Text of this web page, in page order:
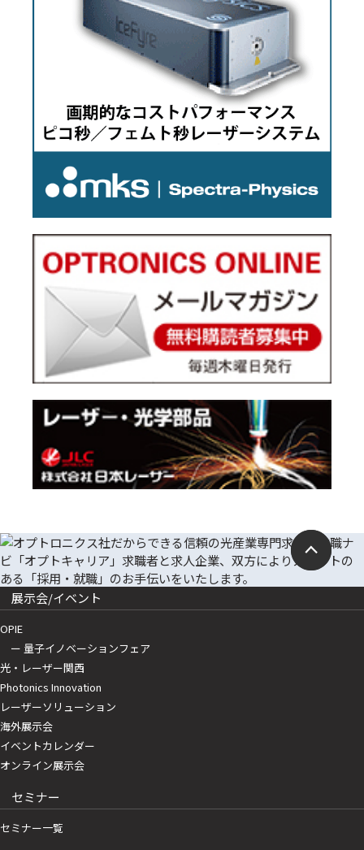
展示会/イベント
OPIE
ー 量子イノベーションフェア
光・レーザー関西
Photonics Innovation
レーザーソリューション
海外展示会
イベントカレンダー
オンライン展示会
セミナー
セミナー一覧